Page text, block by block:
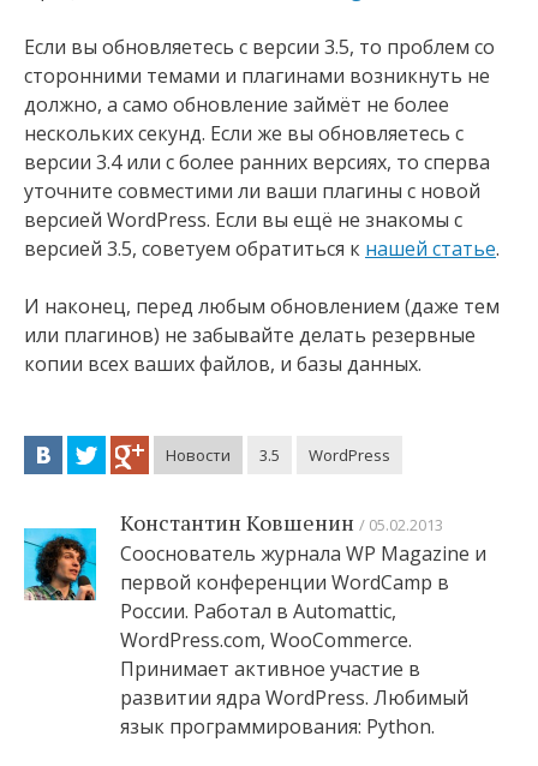
Если вы обновляетесь с версии 3.5, то проблем со
сторонними темами и плагинами возникнуть не
должно, а само обновление займёт не более
нескольких секунд. Если же вы обновляетесь с
версии 3.4 или с более ранних версиях, то сперва
уточните совместими ли ваши плагины с новой
версией WordPress. Если вы ещё не знакомы с
версией 3.5, советуем обратиться к нашей статье.
И наконец, перед любым обновлением (даже тем
или плагинов) не забывайте делать резервные
копии всех ваших файлов, и базы данных.
Новости 3.5 WordPress
Константин Ковшенин 05.02.2013
Сооснователь журнала WP Magazine и
первой конференции WordCamp в
России. Работал в Automattic,
WordPress.com, WooCommerce.
Принимает активное участие в
развитии ядра WordPress. Любимый
язык программирования: Python.